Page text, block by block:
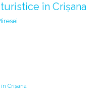
în Crișana
Crișana